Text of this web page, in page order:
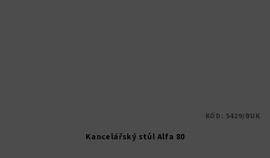
Kancelářský stůl Alfa 80
KÓD: 5429/BUK